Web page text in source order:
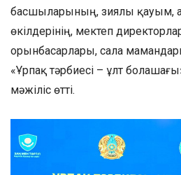
басшыларының, зиялы қауым,
өкілдерінің, мектеп
орынбасарлары, сала
«Ұрпақ тәрбиесі – ұлт
мәжіліс өтті.